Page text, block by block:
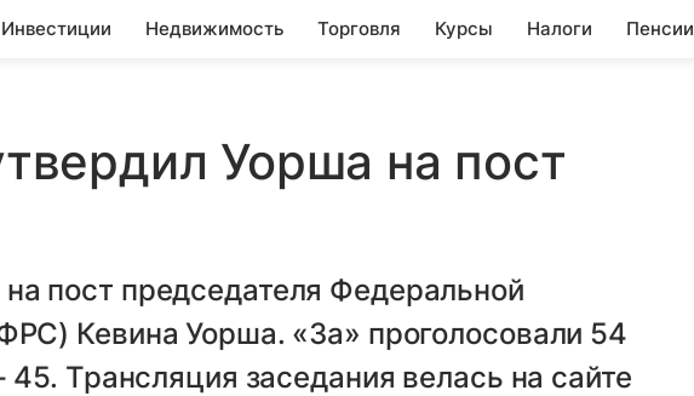
Инвестиции Недвижимость Торговля Курсы Налоги Пенсии
Уорша на пост
пост председателя Федеральной
Кевина Уорша. «За» проголосовали 54
Трансляция заседания велась на сайте